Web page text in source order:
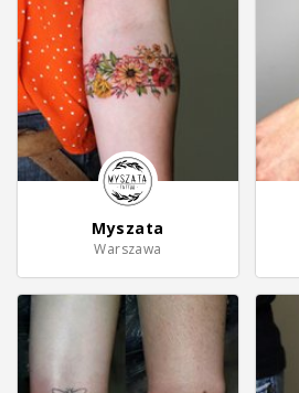
Myszata
Warszawa